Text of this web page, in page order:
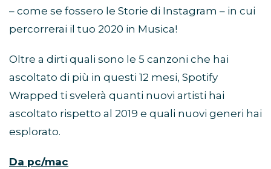
– come se fossero le Storie di Instagram – in cui
percorrerai il tuo 2020 in Musica!
Oltre a dirti quali sono le 5 canzoni che hai
ascoltato di più in questi 12 mesi, Spotify
Wrapped ti svelerà quanti nuovi artisti hai
ascoltato rispetto al 2019 e quali nuovi generi hai
esplorato.
Da pc/mac